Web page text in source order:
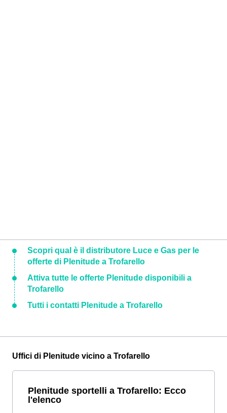
Scopri qual è il distributore Luce e Gas per le
offerte di Plenitude a Trofarello
Attiva tutte le offerte Plenitude disponibili a
Trofarello
Tutti i contatti Plenitude a Trofarello
Uffici di Plenitude vicino a Trofarello
Plenitude sportelli a Trofarello: Ecco
l'elenco